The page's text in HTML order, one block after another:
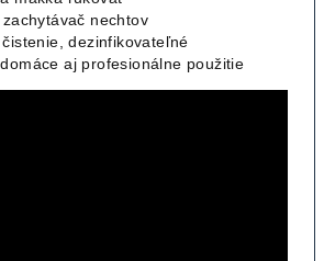
nechtov
dezinfikovateľné
aj profesionálne použitie